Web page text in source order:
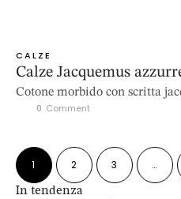
CALZE
Calze Jacquemus
Cotone morbido con scritta
0 Comment
1 2 3 …
In tendenza